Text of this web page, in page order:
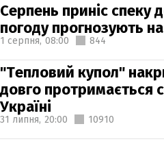
Серпень приніс спеку
погоду прогнозують на
1 серпня, 08:00 844
"Тепловий купол"
довго протримається
Україні
31 липня, 20:00 10910